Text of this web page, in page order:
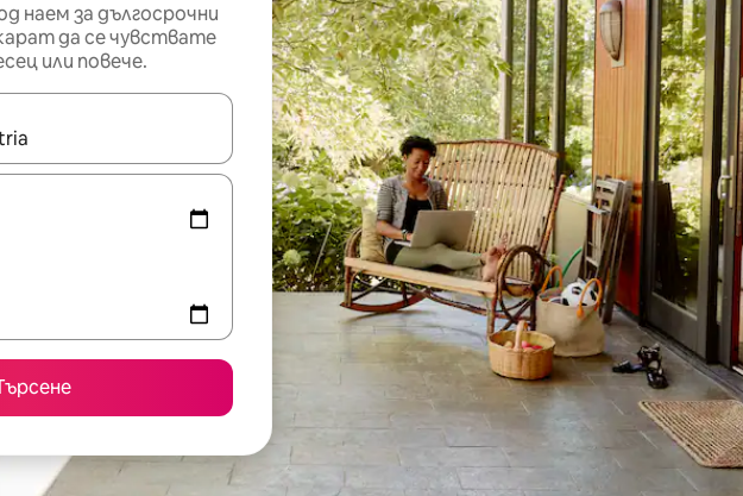
наем за дългосрочни
да се чувствате
или повече.
покажат, използвайте клавишите със стрелки нагоре и надолу или навигирайте с